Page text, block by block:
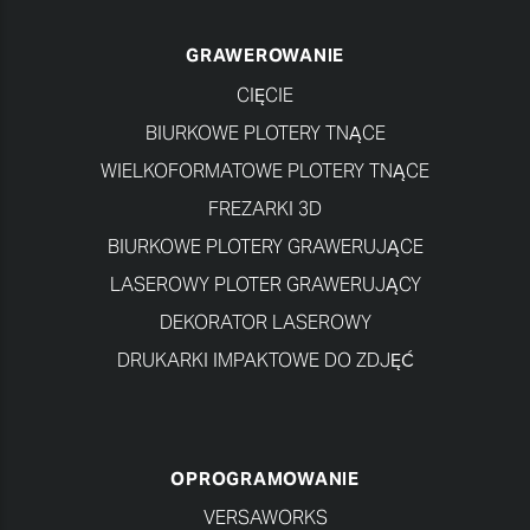
GRAWEROWANIE
CIĘCIE
BIURKOWE PLOTERY TNĄCE
WIELKOFORMATOWE PLOTERY TNĄCE
FREZARKI 3D
BIURKOWE PLOTERY GRAWERUJĄCE
LASEROWY PLOTER GRAWERUJĄCY
DEKORATOR LASEROWY
DRUKARKI IMPAKTOWE DO ZDJĘĆ
OPROGRAMOWANIE
VERSAWORKS